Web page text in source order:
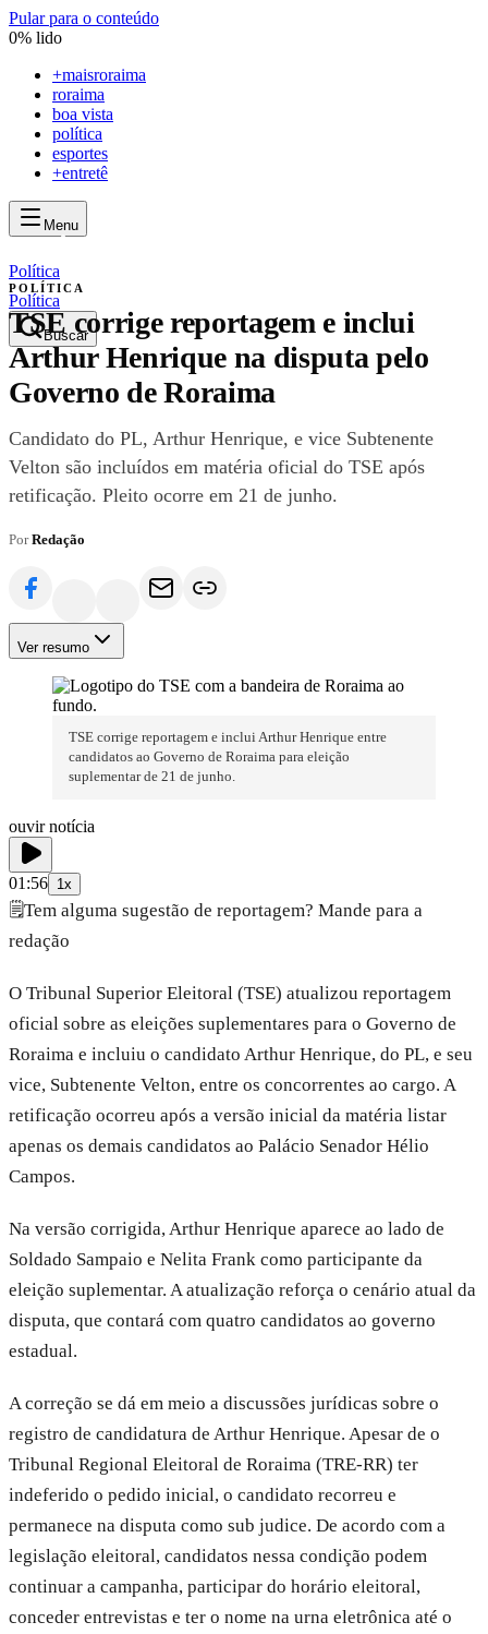
Pular para o conteúdo
0% lido
+maisroraima
roraima
boa vista
política
esportes
+entretê
Menu
maisroraima
mais
Política
Buscar
Política
POLÍTICA
TSE corrige reportagem e inclui
Arthur Henrique na disputa pelo
Governo de Roraima
Candidato do PL, Arthur Henrique, e vice Subtenente
Velton são incluídos em matéria oficial do TSE após
retificação. Pleito ocorre em 21 de junho.
PorRedação
Ver resumo
TSE corrige reportagem e inclui Arthur Henrique entre
candidatos ao Governo de Roraima para eleição
suplementar de 21 de junho.
ouvir notícia
01:56 1x
🗒️Tem alguma sugestão de reportagem? Mande para a
redação
O Tribunal Superior Eleitoral (TSE) atualizou reportagem
oficial sobre as eleições suplementares para o Governo de
Roraima e incluiu o candidato Arthur Henrique, do PL, e seu
vice, Subtenente Velton, entre os concorrentes ao cargo. A
retificação ocorreu após a versão inicial da matéria listar
apenas os demais candidatos ao Palácio Senador Hélio
Campos.
Na versão corrigida, Arthur Henrique aparece ao lado de
Soldado Sampaio e Nelita Frank como participante da
eleição suplementar. A atualização reforça o cenário atual da
disputa, que contará com quatro candidatos ao governo
estadual.
A correção se dá em meio a discussões jurídicas sobre o
registro de candidatura de Arthur Henrique. Apesar de o
Tribunal Regional Eleitoral de Roraima (TRE-RR) ter
indeferido o pedido inicial, o candidato recorreu e
permanece na disputa como sub judice. De acordo com a
legislação eleitoral, candidatos nessa condição podem
continuar a campanha, participar do horário eleitoral,
conceder entrevistas e ter o nome na urna eletrônica até o